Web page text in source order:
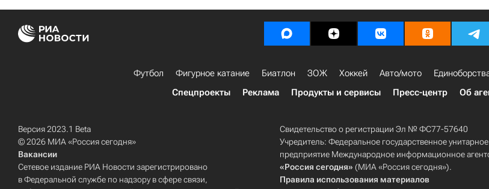
Футбол Фигурное катание Биатлон ЗОЖ Хоккей Авто/мото
Спецпроекты
Реклама Продукты и сервисы Пресс-центр Об
Версия 2023.1 Beta
© 2026 МИА «Россия сегодня»
Вакансии
Сетевое издание РИА Новости зарегистрировано
в Федеральной службе по надзору в сфере связи,
Свидетельство о регистрации Эл № ФС77-57640
Учредитель: Федеральное государственное унитарное
предприятие Международное информационное
«Россия сегодня» (МИА «Россия сегодня»).
Правила использования материалов